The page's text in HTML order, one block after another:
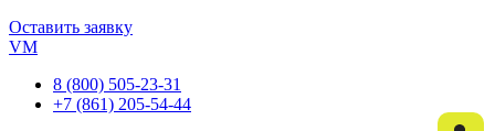
Оставить заявку
VM
8 (800) 505-23-31
+7 (861) 205-54-44